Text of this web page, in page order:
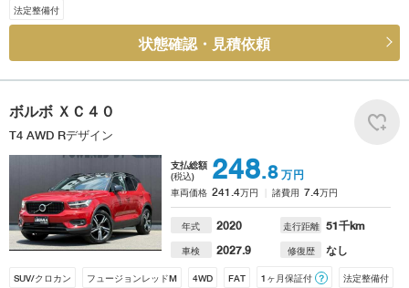
法定整備付
状態確認・見積依頼
ボルボ ＸＣ４０
T4 AWD Rデザイン
支払総額
(税込)
248.8 万円
車両価格 241.4万円 諸費用 7.4万円
年式 2020 走行距離 51千km
車検 2027.9 修復歴 なし
SUV/クロカン フュージョンレッドM 4WD FAT 1ヶ月保証付 ？ 法定整備付